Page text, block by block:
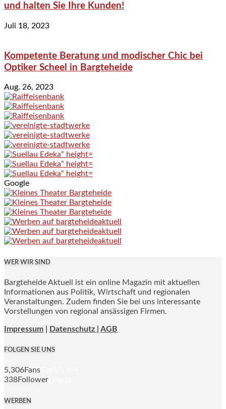
und halten Sie Ihre Kunden!
Juli 18, 2023
Kompetente Beratung und modischer Chic bei
Optiker Scheel in Bargteheide
Aug. 26, 2023
Google
WER WIR SIND
Bargteheide Aktuell ist ein online Magazin mit aktuellen
Informationen aus Politik, Wirtschaft und regionalen
Veranstaltungen. Zudem finden Sie bei uns interessante
Vorstellungen von regional ansässigen Firmen.
Impressum Datenschutz | AGB
FOLGEN SIE UNS
5,306Fans
338Follower
WERBEN